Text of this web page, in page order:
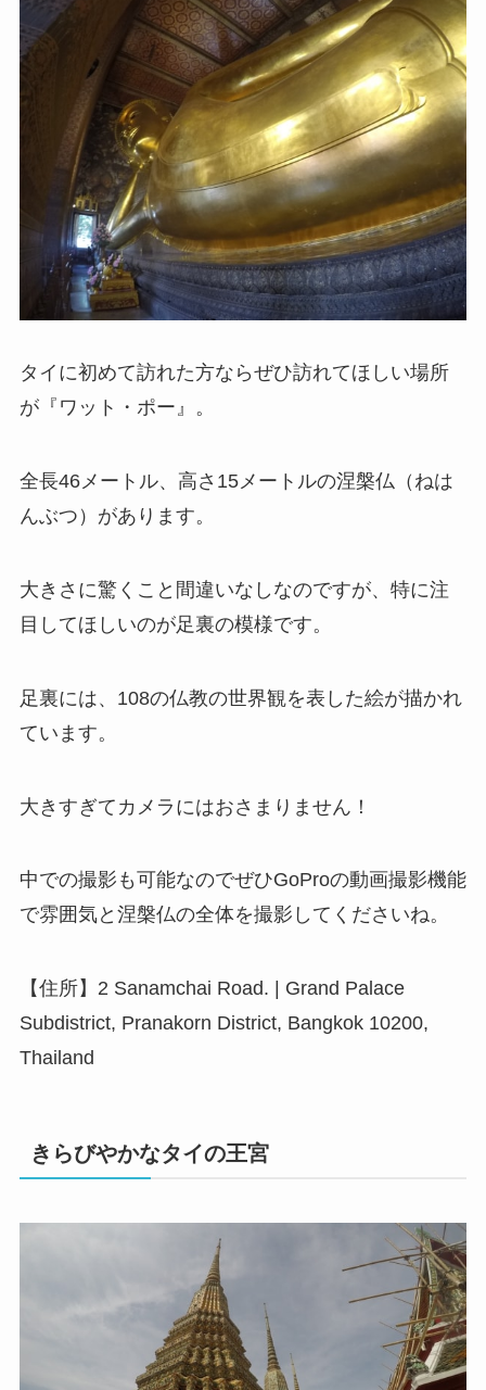
タイに初めて訪れた方ならぜひ訪れてほしい場所
が『ワット・ポー』。
全長46メートル、高さ15メートルの涅槃仏（ねは
んぶつ）があります。
大きさに驚くこと間違いなしなのですが、特に注
目してほしいのが足裏の模様です。
足裏には、108の仏教の世界観を表した絵が描かれ
ています。
大きすぎてカメラにはおさまりません！
中での撮影も可能なのでぜひGoProの動画撮影機能
で雰囲気と涅槃仏の全体を撮影してくださいね。
【住所】2 Sanamchai Road. | Grand Palace
Subdistrict, Pranakorn District, Bangkok 10200,
Thailand
きらびやかなタイの王宮